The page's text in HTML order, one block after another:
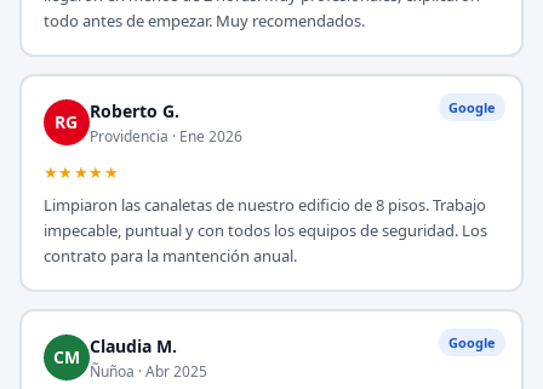
todo antes de empezar. Muy recomendados.
Google
RG Roberto G.
Providencia · Ene 2026
★★★★★
Limpiaron las canaletas de nuestro edificio de 8 pisos. Trabajo
impecable, puntual y con todos los equipos de seguridad. Los
contrato para la mantención anual.
Google
CM Claudia M.
Ñuñoa · Abr 2025